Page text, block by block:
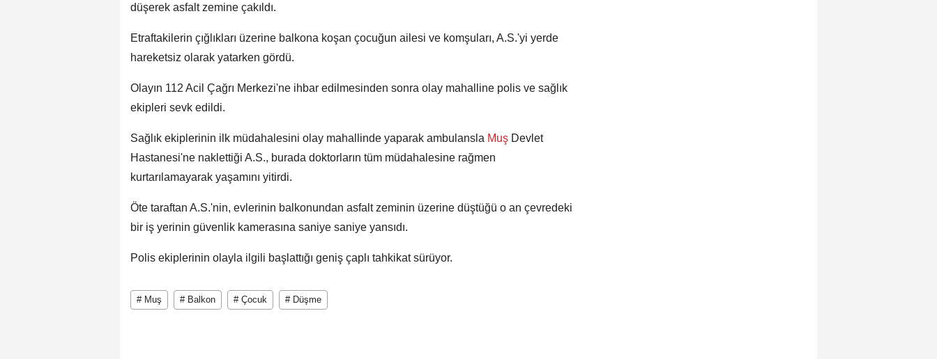
düşerek asfalt zemine çakıldı.
Etraftakilerin çığlıkları üzerine balkona koşan çocuğun ailesi ve komşuları, A.S.'yi yerde
hareketsiz olarak yatarken gördü.
Olayın 112 Acil Çağrı Merkezi'ne ihbar edilmesinden sonra olay mahalline polis ve sağlık
ekipleri sevk edildi.
Sağlık ekiplerinin ilk müdahalesini olay mahallinde yaparak ambulansla Muş Devlet
Hastanesi'ne naklettiği A.S., burada doktorların tüm müdahalesine rağmen
kurtarılamayarak yaşamını yitirdi.
Öte taraftan A.S.'nin, evlerinin balkonundan asfalt zeminin üzerine düştüğü o an çevredeki
bir iş yerinin güvenlik kamerasına saniye saniye yansıdı.
Polis ekiplerinin olayla ilgili başlattığı geniş çaplı tahkikat sürüyor.
# Muş # Balkon # Çocuk # Düşme